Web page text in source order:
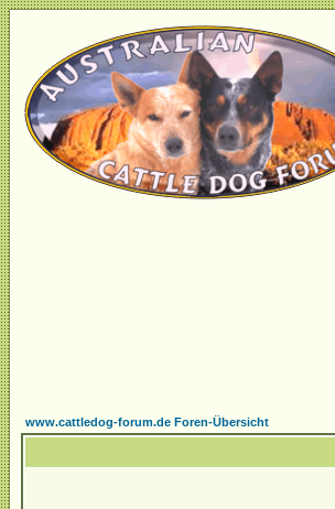
www.cattledog-forum.de Foren-Übersicht